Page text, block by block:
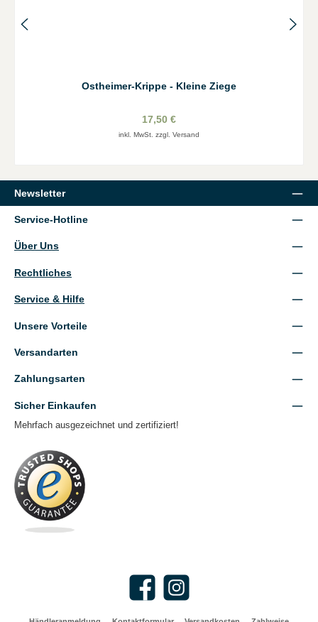
Ostheimer-Krippe - Kleine Ziege
17,50 €
inkl. MwSt. zzgl. Versand
Newsletter
Service-Hotline
Über Uns
Rechtliches
Service & Hilfe
Unsere Vorteile
Versandarten
Zahlungsarten
Sicher Einkaufen
Mehrfach ausgezeichnet und zertifiziert!
Facebook Instagram